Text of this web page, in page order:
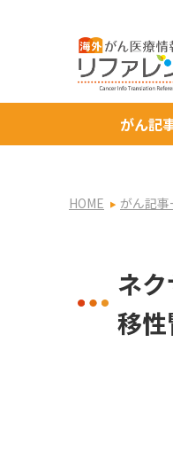
がん記
HOME がん記
ネ
移